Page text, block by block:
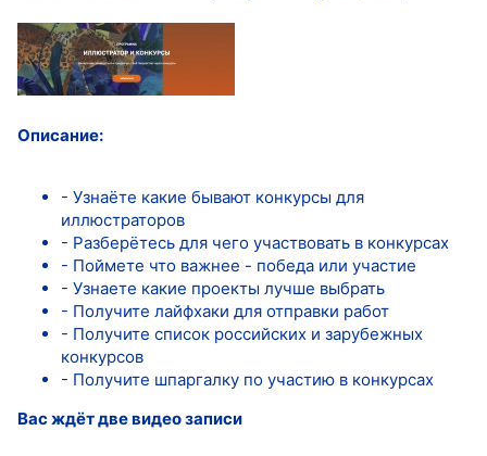
Описание:
- Узнаёте какие бывают конкурсы для
иллюстраторов
- Разберётесь для чего участвовать в конкурсах
- Поймете что важнее - победа или участие
- Узнаете какие проекты лучше выбрать
- Получите лайфхаки для отправки работ
- Получите список российских и зарубежных
конкурсов
- Получите шпаргалку по участию в конкурсах
Вас ждёт две видео записи